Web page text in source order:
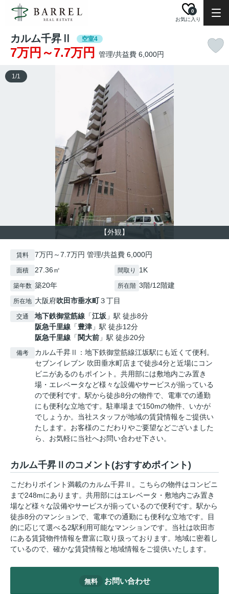
お気に入り
0
カルム千昇Ⅱ 空室4
7万円～7.7万円 管理/共益費 6,000円
【外観】
1/1
賃料 7万円～7.7万円 管理/共益費 6,000円
面積 27.36㎡ 間取り 1K
築年数 築20年 所在階 3階/12階建
所在地 大阪府吹田市垂水町３丁目
交通 地下鉄御堂筋線 「江坂 」駅 徒歩8分
阪急千里線 「豊津 」駅 徒歩12分
阪急千里線 「 関大前 」駅 徒歩20分
備考
カルム千昇Ⅱ：地下鉄御堂筋線江坂駅にも近くて便利。
セブンイレブン 吹田垂水町店まで徒歩4分と近場にコン
ビニがあるのもポイント。共用部には敷地内ごみ置き
場・エレベータなど様々な設備やサービスが揃っている
ので便利です。駅から徒歩8分の物件で、電車での通勤
にも便利な立地です。駐車場まで150mの物件、いかが
でしょうか。当社スタッフが地域の賃貸情報をご提供い
たします。お客様のこだわりやご要望などございました
ら、お気軽に当社へお問い合わせ下さい。
カルム千昇Ⅱのコメント(おすすめポイント)
こだわりポイント満載のカルム千昇Ⅱ。こちらの物件はコンビニ
まで248mにあります。共用部にはエレベータ・敷地内ごみ置き
場など様々な設備やサービスが揃っているので便利です。駅から
徒歩8分のマンションで、電車での通勤にも便利な立地です。目
的に応じて選べる2駅利用可能なマンションです。当社は吹田市
にある賃貸物件情報を豊富に取り扱っております。地域に密着し
ているので、確かな賃貸情報と地域情報をご提供いたします。
無料 お問い合わせ